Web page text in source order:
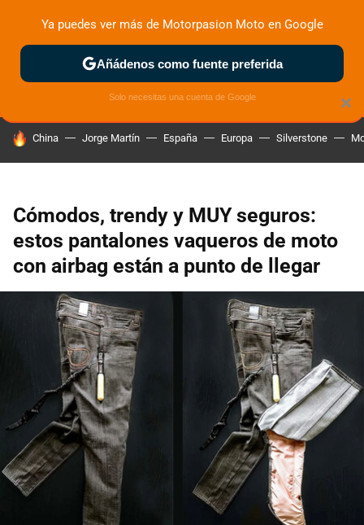
ZONA DE PRUEBAS DEPORTIVAS MOTOS ELÉCTRICAS
HOY SE HABLA DE
China Jorge Martín España Europa Silverstone
Cómodos, trendy y MUY seguros:
estos pantalones vaqueros de moto
con airbag están a punto de llegar
×
Ya puedes ver más de Motorpasion Moto en Google
Añádenos como fuente preferida
Solo necesitas una cuenta de Google